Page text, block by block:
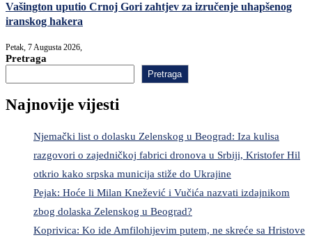
Vašington uputio Crnoj Gori zahtjev za izručenje uhapšenog
iranskog hakera
Petak, 7 Augusta 2026,
Pretraga
Pretraga
Najnovije vijesti
Njemački list o dolasku Zelenskog u Beograd: Iza kulisa
razgovori o zajedničkoj fabrici dronova u Srbiji, Kristofer Hil
otkrio kako srpska municija stiže do Ukrajine
Pejak: Hoće li Milan Knežević i Vučića nazvati izdajnikom
zbog dolaska Zelenskog u Beograd?
Koprivica: Ko ide Amfilohijevim putem, ne skreće sa Hristove